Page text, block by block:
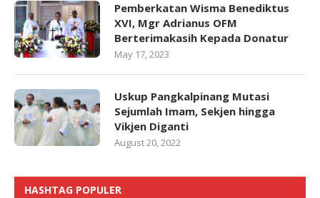
Pemberkatan Wisma Benediktus
XVI, Mgr Adrianus OFM
Berterimakasih Kepada Donatur
May 17, 2023
Uskup Pangkalpinang Mutasi
Sejumlah Imam, Sekjen hingga
Vikjen Diganti
August 20, 2022
HASHTAG POPULER